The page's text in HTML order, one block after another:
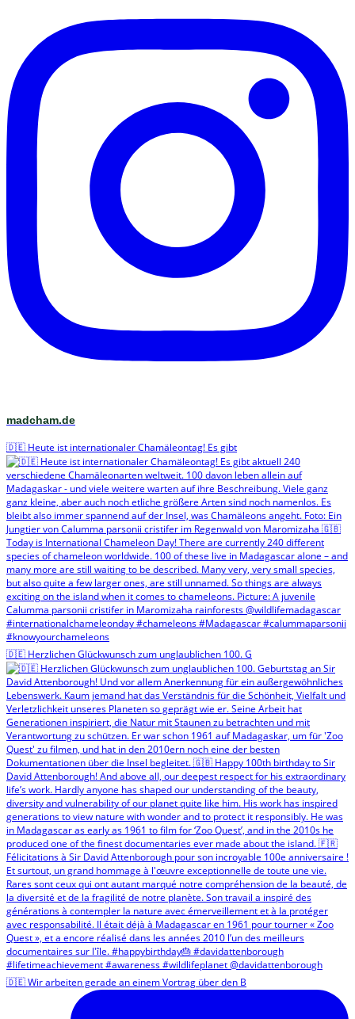
madcham.de
🇩🇪 Heute ist internationaler Chamäleontag! Es gibt
🇩🇪 Herzlichen Glückwunsch zum unglaublichen 100. G
🇩🇪 Wir arbeiten gerade an einem Vortrag über den B